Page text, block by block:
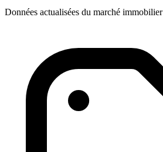
Données actualisées du marché immobilier